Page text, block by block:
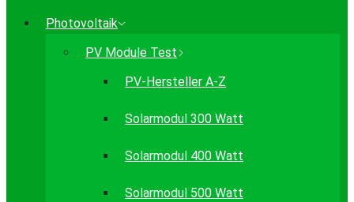
Photovoltaik
PV Module Test
PV-Hersteller A-Z
Solarmodul 300 Watt
Solarmodul 400 Watt
Solarmodul 500 Watt